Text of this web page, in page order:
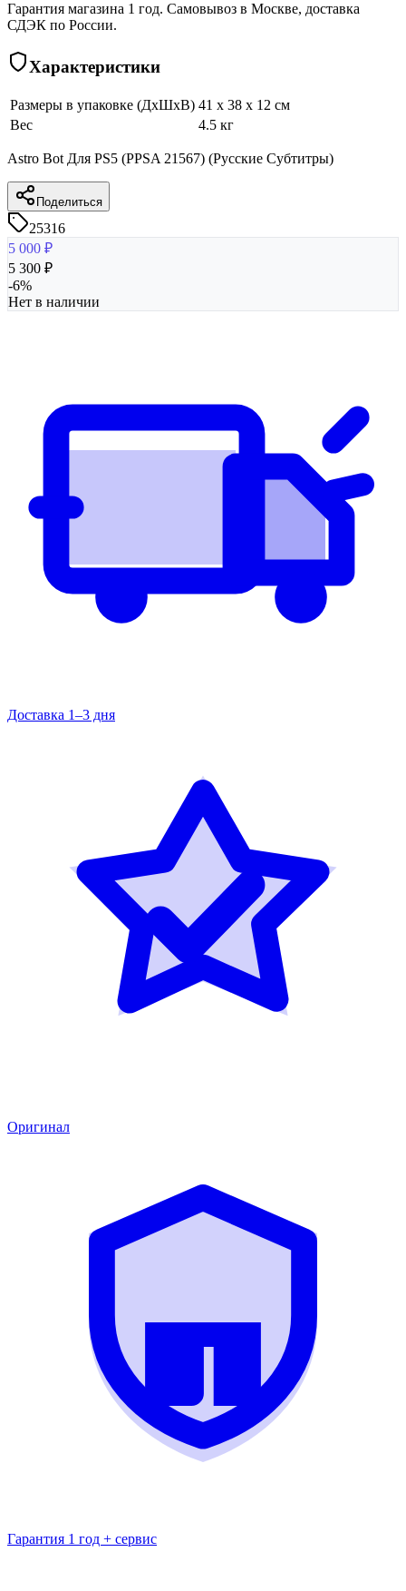
Гарантия магазина 1 год. Самовывоз в Москве, доставка
СДЭК по России.
Характеристики
Размеры в упаковке (ДхШхВ) 41 x 38 x 12 см
Вес
4.5 кг
Astro Bot Для PS5 (PPSA 21567) (Русские Субтитры)
Поделиться
25316
5 000 ₽
5 300 ₽
-6%
Нет в наличии
Доставка 1–3 дня
Оригинал
Гарантия 1 год + сервис